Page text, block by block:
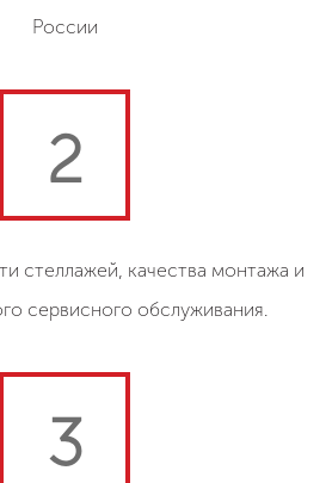
России
2
стеллажей, качества монтажа и
сервисного обслуживания.
3